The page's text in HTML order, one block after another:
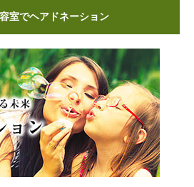
室でヘアドネーション